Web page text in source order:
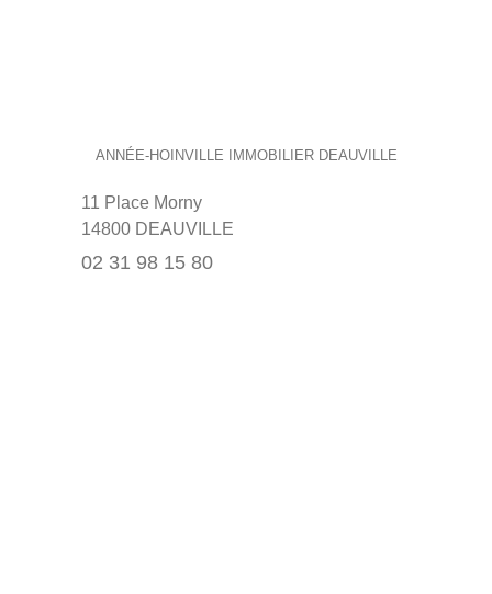
ANNÉE-HOINVILLE IMMOBILIER DEAUVILLE
11 Place Morny
14800 DEAUVILLE
02 31 98 15 80